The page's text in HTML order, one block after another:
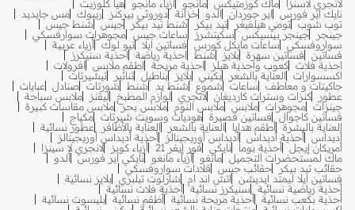
لانجري لاسنزا
ماك كوزمتيكس مانجو ازياء مانجو
هيا كلوزيت
نايك اير فورس
اير جوردان الدو خزانة دوروثي بيركنز ريبوك مس جايديد
توب شوب تومي هيلفيغر تيد بيكر شنط تيد بيكر جيس
شنط جيس
جينجر
جينجر بيسيكس سكيتشرز ساعات جيس مجوهرات سوارفسكي
سواروفسكي
ساعات مايكل كورس فساتين ايلا نيو لوك أزياء عربية
فساتين
فساتين سهرة بلايز شنط احذية رياضة
احذية سنيكرز
احذية فلات كعوب واحذية هيلز احذية مريحة اطقم ملابس
افرولات
اكسسوارات
العناية بالشعر بكيني بلايز بناطيل تنانير
تيشيرتات
جاكيتات و معاطف
ساعات شموع شنط يد شنط شورتات صنادل
عبايات
عطور
كنزات وسترات كارديغان لانجري لوازم المطبخ ليقنز
ملابس سباحة
جينزات مجوهرات ملابس ملابس النوم ملابس بحر ملابس مقاسات كبيرة
فساتين كاجوال
فساتين قصيرة هوديات وسويت شيرتات مكياج
العناية بالبشرة أطقم هدايا العناية بالشعر العناية بالأظافر
عطور نسائية
أديداس أحذية أديداس أديداس أوريجينالز
أحذية أديداس أوريجينالز
أمريكان إيجل أحذية بوما نايكي فور إيفر 21 أزياء كويز
لانجري لا سينزا
ماك لمستحضرات التجميل مانغو أزياء مانغو نايكي اير فورس ألدو
حقائب تيد بيكر
حقائب جيس
قلادات سواروفسكي
فساتين ايلا ليمتد ايديشن
اتش اند ام شارلوت تيلبري بلايز نسائية
أحذية رياضية نسائية
سنيكرز نسائية أحذية فلات نسائية
أحذية بكعب نسائية أحذية مريحة نسائية أطقم نسائية بليسوت نسائية